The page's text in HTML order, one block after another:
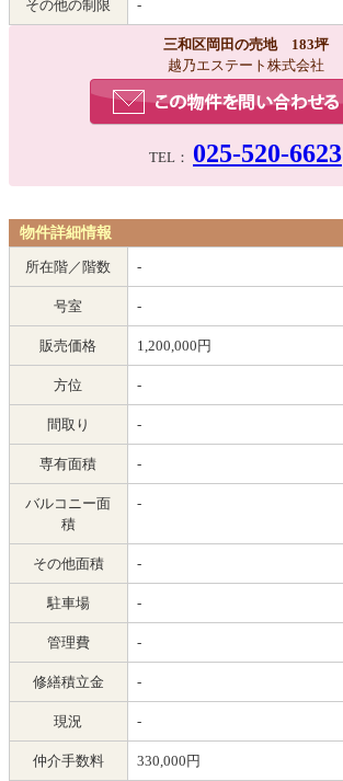
その他の制限 -
三和区岡田の売地 183坪
越乃エステート株式会社
TEL： 025-520-6623
物件詳細情報
所在階／階数 -
号室 -
販売価格 1,200,000円
方位 -
間取り -
専有面積 -
バルコニー面
積
-
その他面積 -
駐車場 -
管理費 -
修繕積立金 -
現況 -
仲介手数料 330,000円